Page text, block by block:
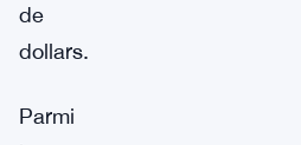
de
dollars.
Parmi